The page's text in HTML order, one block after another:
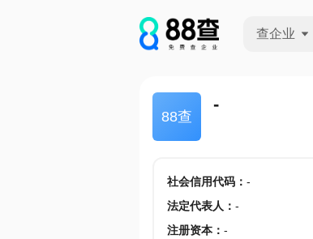
查企业
88查
-
社会信用代码： -
法定代表人 ： -
注册资本： -